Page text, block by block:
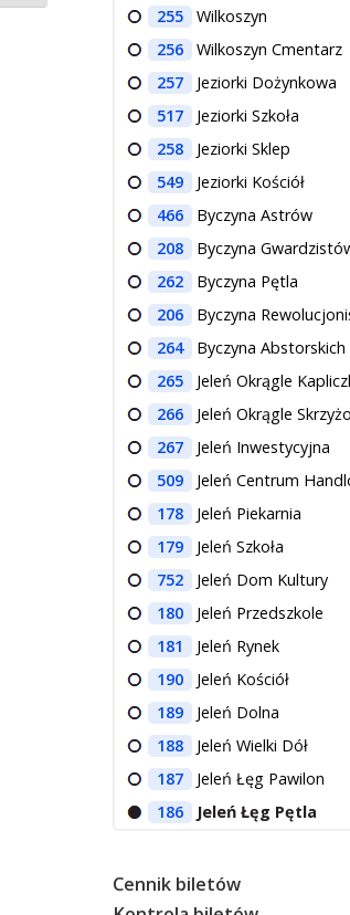
255
Wilkoszyn
256
Wilkoszyn Cmentarz
257
Jeziorki Dożynkowa
517
Jeziorki Szkoła
258
Jeziorki Sklep
549
Jeziorki Kościół
466
Byczyna Astrów
208
Byczyna
262
Byczyna Pętla
206
Byczyna
264
Byczyna Abstorskich
265
Jeleń Okrągle
266
Jeleń Okrągle
267
Jeleń Inwestycyjna
509
Jeleń Centrum
178
Jeleń Piekarnia
179
Jeleń Szkoła
752
Jeleń Dom Kultury
180
Jeleń Przedszkole
181
Jeleń Rynek
190
Jeleń Kościół
189
Jeleń Dolna
188
Jeleń Wielki Dół
187
Jeleń Łęg Pawilon
186
Jeleń Łęg Pętla
Cennik biletów